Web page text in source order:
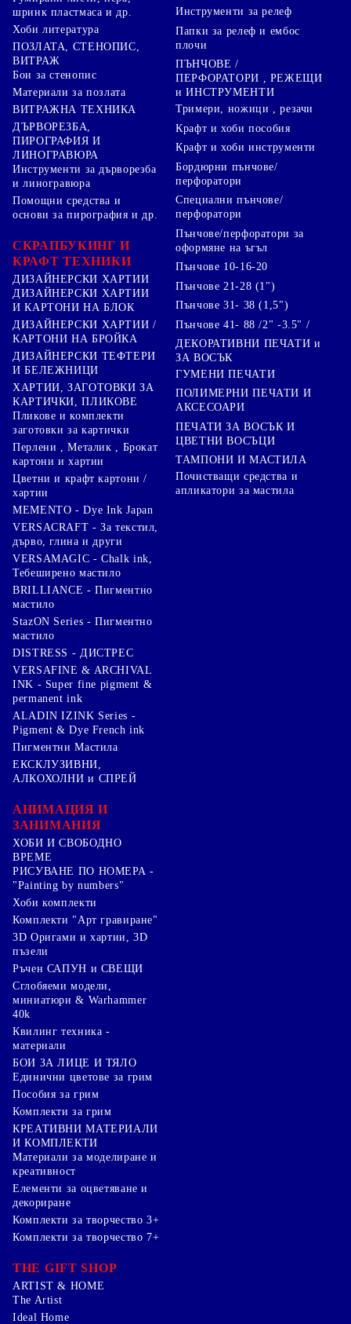
шринк пластмаса и др.
Хоби литература
ПОЗЛАТА, СТЕНОПИС,
ВИТРАЖ
Бои за стенопис
Материали за позлата
ВИТРАЖНА ТЕХНИКА
ДЪРВОРЕЗБА,
ПИРОГРАФИЯ И
ЛИНОГРАВЮРА
Инструменти за дърворезба
и линогравюра
Помощни средства и
основи за пирография и др.
СКРАПБУКИНГ И
КРАФТ ТЕХНИКИ
ДИЗАЙНЕРСКИ ХАРТИИ
ДИЗАЙНЕРСКИ ХАРТИИ
И КАРТОНИ НА БЛОК
ДИЗАЙНЕРСКИ ХАРТИИ /
КАРТОНИ НА БРОЙКА
ДИЗАЙНЕРСКИ ТЕФТЕРИ
И БЕЛЕЖНИЦИ
ХАРТИИ, ЗАГОТОВКИ ЗА
КАРТИЧКИ, ПЛИКОВЕ
Пликове и комплекти
заготовки за картички
Перлени , Металик , Брокат
картони и хартии
Цветни и крафт картони /
хартии
Инструменти за релеф
Папки за релеф и ембос
плочи
ПЪНЧОВЕ /
ПЕРФОРАТОРИ , РЕЖЕЩИ
и ИНСТРУМЕНТИ
Тримери, ножици , резачи
Крафт и хоби пособия
Крафт и хоби инструменти
Бордюрни пънчове/
перфоратори
Специални пънчове/
перфоратори
Пънчове/перфоратори за
оформяне на ъгъл
Пънчове 10-16-20
Пънчове 21-28 (1")
Пънчове 31- 38 (1,5")
Пънчове 41- 88 /2" -3.5" /
ДЕКОРАТИВНИ ПЕЧАТИ и
ЗА ВОСЪК
ГУМЕНИ ПЕЧАТИ
ПОЛИМЕРНИ ПЕЧАТИ И
АКСЕСОАРИ
ПЕЧАТИ ЗА ВОСЪК И
ЦВЕТНИ ВОСЪЦИ
ТАМПОНИ И МАСТИЛА
Почистващи средства и
апликатори за мастила
MEMENTO - Dye Ink Japan
VERSACRAFT - За текстил,
дърво, глина и други
VERSAMAGIC - Chalk ink,
Тебеширено мастило
BRILLIANCE - Пигментно
мастило
StazON Series - Пигментно
мастило
DISTRESS - ДИСТРЕС
VERSAFINE & ARCHIVAL
INK - Super fine pigment &
permanent ink
ALADIN IZINK Series -
Pigment & Dye French ink
Пигментни Мастила
ЕКСКЛУЗИВНИ,
АЛКОХОЛНИ и СПРЕЙ
АНИМАЦИЯ И
ЗАНИМАНИЯ
ХОБИ И СВОБОДНО
ВРЕМЕ
РИСУВАНЕ ПО НОМЕРА -
"Painting by numbers"
Хоби комплекти
Комплекти "Арт гравиране"
3D Оригами и хартии, 3D
пъзели
Ръчен САПУН и СВЕЩИ
Сглобяеми модели,
миниатюри & Warhammer
40k
Квилинг техника -
материали
БОИ ЗА ЛИЦЕ И ТЯЛО
Единични цветове за грим
Пособия за грим
Комплекти за грим
КРЕАТИВНИ МАТЕРИАЛИ
И КОМПЛЕКТИ
Mатериали за моделиране и
креативност
Елементи за оцветяване и
декориране
Комплекти за творчество 3+
Комплекти за творчество 7+
THE GIFT SHOP
ARTIST & HOME
The Artist
Ideal Home